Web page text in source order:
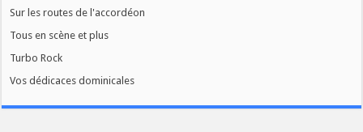
Sur les routes de l'accordéon
Tous en scène et plus
Turbo Rock
Vos dédicaces dominicales